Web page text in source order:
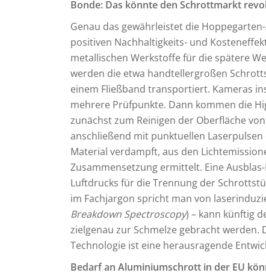
Bonde: Das könnte den Schrottmarkt
Genau das gewährleistet die
positiven Nachhaltigkeits- und
metallischen Werkstoffe für die spätere
werden die etwa handtellergroßen
einem Fließband transportiert. Kameras
mehrere Prüfpunkte. Dann kommen die
zunächst zum Reinigen der Oberfläche
anschließend mit punktuellen
Material verdampft, aus den
Zusammensetzung ermittelt. Eine
Luftdrucks für die Trennung der
im Fachjargon spricht man von
Breakdown Spectroscopy) – kann künftig
zielgenau zur Schmelze gebracht werden.
Technologie ist eine herausragende
Bedarf an Aluminiumschrott in der EU